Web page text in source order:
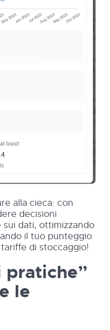
alla cieca: con
decisioni
dati, ottimizzando
il tuo punteggio
di stoccaggio!
pratiche”
le